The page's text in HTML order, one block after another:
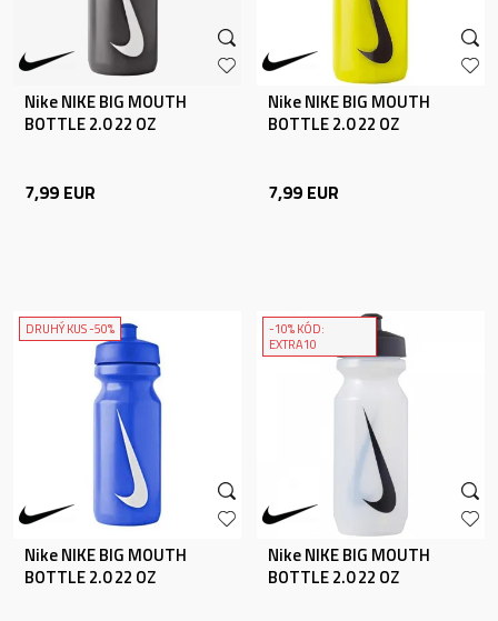
Nike NIKE BIG MOUTH
BOTTLE 2.0 22 OZ
7,99 EUR
Nike NIKE BIG MOUTH
BOTTLE 2.0 22 OZ
7,99 EUR
DRUHÝ KUS -50%
Nike NIKE BIG MOUTH
BOTTLE 2.0 22 OZ
-10% KÓD:
EXTRA10
Nike NIKE BIG MOUTH
BOTTLE 2.0 22 OZ